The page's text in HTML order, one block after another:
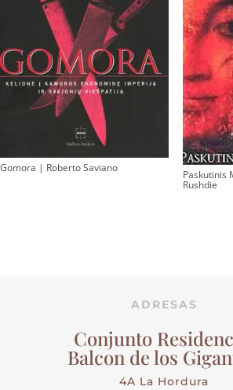
Gomora | Roberto Saviano
Paskutinis
Rushdie
ADRESAS
Conjunto
Balcon de los
4A La Hordura